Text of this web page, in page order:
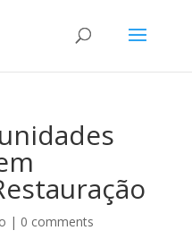
| 0 comments